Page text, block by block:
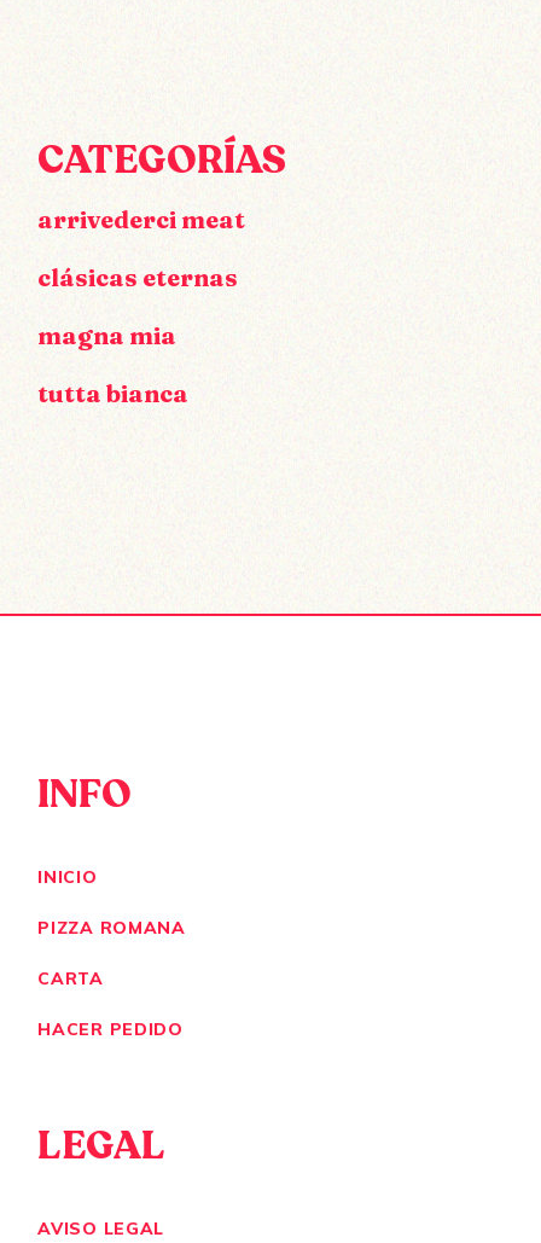
CATEGORÍAS
arrivederci meat
clásicas eternas
magna mia
tutta bianca
INFO
INICIO
PIZZA ROMANA
CARTA
HACER PEDIDO
LEGAL
AVISO LEGAL